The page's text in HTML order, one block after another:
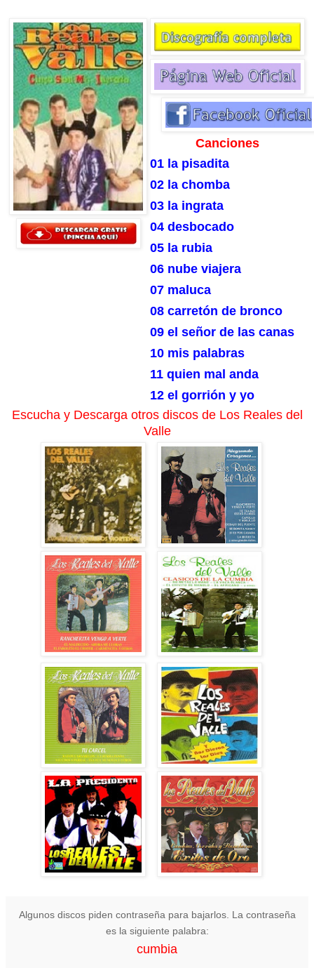
Canciones
01 la pisadita
02 la chomba
03 la ingrata
04 desbocado
05 la rubia
06 nube viajera
07 maluca
08 carretón de bronco
09 el señor de las canas
10 mis palabras
11 quien mal anda
12 el gorrión y yo
Escucha y Descarga otros discos de Los Reales del
Valle
Algunos discos piden contraseña para bajarlos. La contraseña
es la siguiente palabra:
cumbia